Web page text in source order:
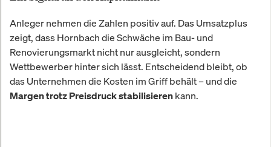
Anleger nehmen die Zahlen positiv auf. Das Umsatzplus
zeigt, dass Hornbach die Schwäche im Bau- und
Renovierungsmarkt nicht nur ausgleicht, sondern
Wettbewerber hinter sich lässt. Entscheidend bleibt, ob
das Unternehmen die Kosten im Griff behält – und die
Margen trotz Preisdruck stabilisieren kann.